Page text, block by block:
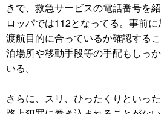
きで、救急サービスの電話番号を
ロッパでは112となってる。事前
渡航目的に合っているか確認する
泊場所や移動手段等の手配もしっ
いる。
さらに、スリ、ひったくりといっ